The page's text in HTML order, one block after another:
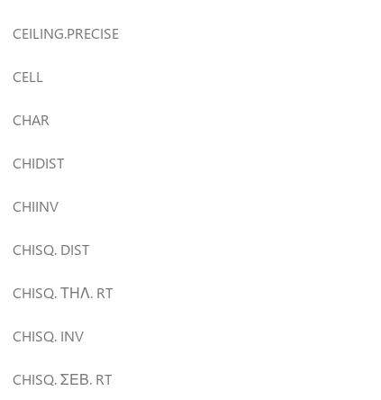
CEILING.PRECISE
CELL
CHAR
CHIDIST
CHIINV
CHISQ. DIST
CHISQ. ΤΗΛ. RT
CHISQ. INV
CHISQ. ΣΕΒ. RT